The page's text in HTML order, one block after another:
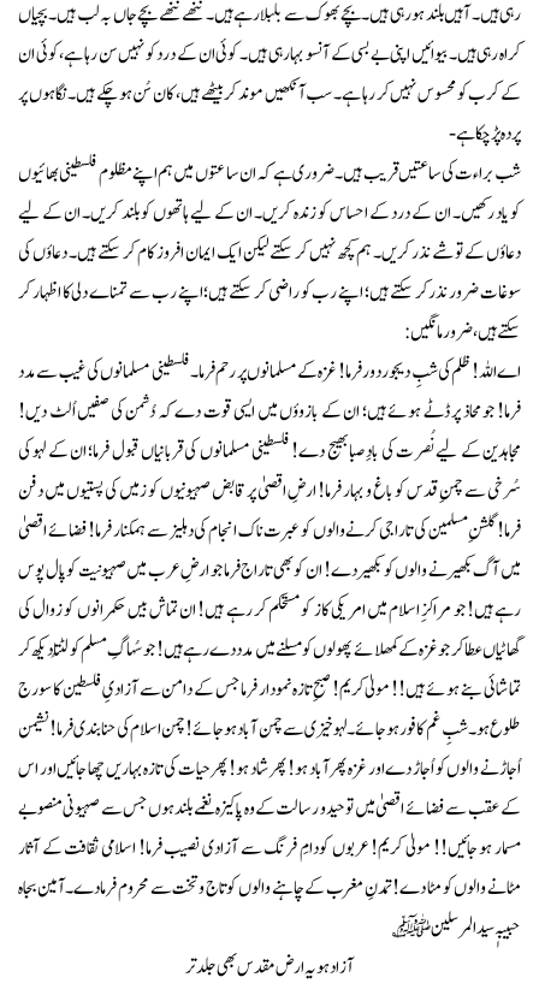
رہی ہیں۔ آہیں بلند ہو رہی ہیں۔ بچے بھوک سے بلبلا رہے ہیں۔ ننھے ننھے بچے جاں بہ لب ہیں۔ بچیاں
کراہ رہی ہیں۔ بیوائیں اپنی بے بسی کے آنسو بہا رہی ہیں۔ کوئی ان کے درد کو نہیں سن رہا ہے، کوئی ان
کے کرب کو محسوس نہیں کر رہا ہے۔ سب آنکھیں موند کر بیٹھے ہیں، کان سُن ہو چکے ہیں۔ نگاہوں پر
پردہ پڑ چکا ہے-
شب براءت کی ساعتیں قریب ہیں۔ ضروری ہے کہ ان ساعتوں میں ہم اپنے مظلوم فلسطینی بھائیوں
کو یاد رکھیں۔ ان کے درد کے احساس کو زندہ کریں۔ ان کے لیے ہاتھوں کو بلند کریں۔ ان کے لیے
دعاؤں کے توشے نذر کریں۔ ہم کچھ نہیں کر سکتے لیکن ایک ایمان افروز کام کر سکتے ہیں۔ دعاؤں کی
سوغات ضرور نذر کر سکتے ہیں؛ اپنے رب کو راضی کر سکتے ہیں؛ اپنے رب سے تمناے دلی کا اظہار کر
سکتے ہیں، ضرور مانگیں:
اے اللہ! ظلم کی شبِ دیجور دور فرما! غزہ کے مسلمانوں پر رحم فرما۔ فلسطینی مسلمانوں کی غیب سے مدد
فرما! جو محاذ پر ڈٹے ہوئے ہیں؛ ان کے بازوؤں میں ایسی قوت دے کہ دُشمن کی صفیں اُلٹ دیں!
مجاہدین کے لیے نُصرت کی بادِ صبا بھیج دے! فلسطینی مسلمانوں کی قربانیاں قبول فرما؛ ان کے لہو کی
سُرخی سے چمنِ قدس کو باغ و بہار فرما! ارضِ اقصیٰ پر قابض صہیونیوں کو زمیں کی پستیوں میں دفن
فرما! گلشنِ مسلمین کی تاراجی کرنے والوں کو عبرت ناک انجام کی دہلیز سے ہمکنار فرما! فضائے اقصیٰ
میں آگ بکھیرنے والوں کو بکھیر دے! ان کو بھی تاراج فرما جو ارضِ عرب میں صہیونیت کو پال پوس
رہے ہیں! جو مراکزِ اسلام میں امریکی کاز کو مستحکم کر رہے ہیں! ان تماش بیں حکمرانوں کو زوال کی
گھاٹیاں عطا کر جو غزہ کے کمھلائے پھولوں کو مسلنے میں مدد دے رہے ہیں! جو سُہاگِ مسلم کو لُٹتا دیکھ کر
تماشائی بنے ہوئے ہیں!! مولیٰ کریم! صبحِ تازہ نمودار فرما جس کے دامن سے آزادیِ فلسطین کا سورج
طلوع ہو۔ شبِ غم کافور ہو جائے۔ لہوخیزی سے چمن آباد ہو جائے! چمن اسلام کی حنا بندی فرما! نشیمن
اُجاڑنے والوں کو اُجاڑ دے اور غزہ پھر آباد ہو! پھر شاد ہو! پھر حیات کی تازہ بہاریں چھا جائیں اور اس
کے عقب سے فضائے اقصیٰ میں توحید و رسالت کے وہ پاکیزہ نغمے بلند ہوں جس سے صہیونی منصوبے
مسمار ہو جائیں!! مولیٰ کریم! عربوں کودامِ فرنگ سے آزادی نصیب فرما! اسلامی ثقافت کے آثار
مٹانے والوں کو مٹا دے! تمدنِ مغرب کے چاہنے والوں کو تاج و تخت سے محروم فرما دے۔آمین بجاہ
حبیبہٖ سیدالمرسلین ﷺ؎
آزاد ہو یہ ارض مقدس بھی جلد تر